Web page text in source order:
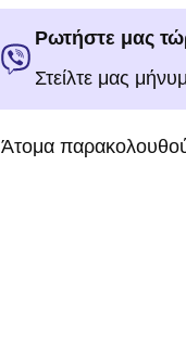
Ρωτήστε μας
Στείλτε μας
Άτομα